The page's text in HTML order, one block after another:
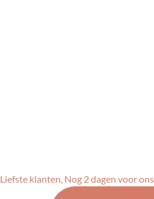
Liefste klanten, Nog 2 dagen voor